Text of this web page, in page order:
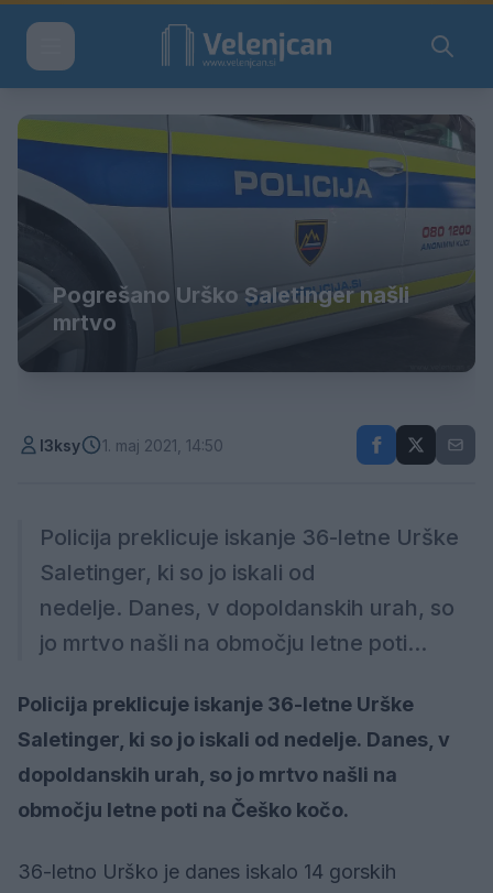
Pogrešano Urško Saletinger našli
mrtvo
l3ksy 1. maj 2021, 14:50
Policija preklicuje iskanje 36-letne Urške
Saletinger, ki so jo iskali od
nedelje. Danes, v dopoldanskih urah, so
jo mrtvo našli na območju letne poti...
Policija preklicuje iskanje 36-letne Urške
Saletinger, ki so jo iskali od nedelje. Danes, v
dopoldanskih urah, so jo mrtvo našli na
območju letne poti na Češko kočo.
36-letno Urško je danes iskalo 14 gorskih